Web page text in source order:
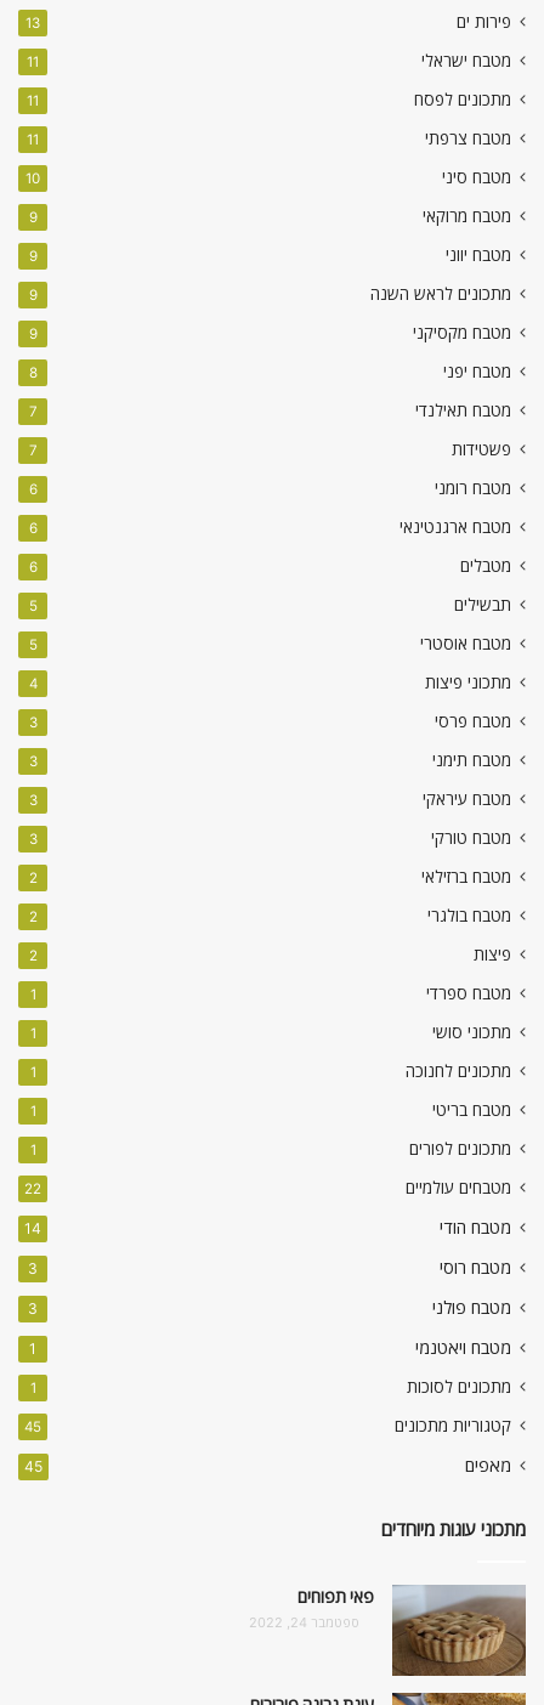
פירות ים 13
מטבח ישראלי 11
מתכונים לפסח 11
מטבח צרפתי 11
מטבח סיני 10
מטבח מרוקאי 9
מטבח יווני 9
מתכונים לראש השנה 9
מטבח מקסיקני 9
מטבח יפני 8
מטבח תאילנדי 7
פשטידות 7
מטבח רומני 6
מטבח ארגנטינאי 6
מטבלים 6
תבשילים 5
מטבח אוסטרי 5
מתכוני פיצות 4
מטבח פרסי 3
מטבח תימני 3
מטבח עיראקי 3
מטבח טורקי 3
מטבח ברזילאי 2
מטבח בולגרי 2
פיצות 2
מטבח ספרדי 1
מתכוני סושי 1
מתכונים לחנוכה 1
מטבח בריטי 1
מתכונים לפורים 1
מטבחים עולמיים 22
מטבח הודי 14
מטבח רוסי 3
מטבח פולני 3
מטבח ויאטנמי 1
מתכונים לסוכות 1
קטגוריות מתכונים 45
מאפים 45
מתכוני עוגות מיוחדים
פאי תפוחים
ספטמבר 24, 2022